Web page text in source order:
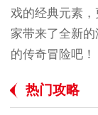
戏的经典元素
家带来了全新
的传奇冒险吧！
热门攻略